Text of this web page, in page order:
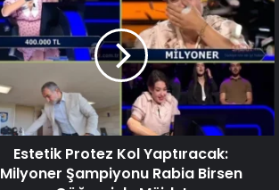
Estetik Protez Kol Yaptıracak:
Milyoner Şampiyonu Rabia Birsen